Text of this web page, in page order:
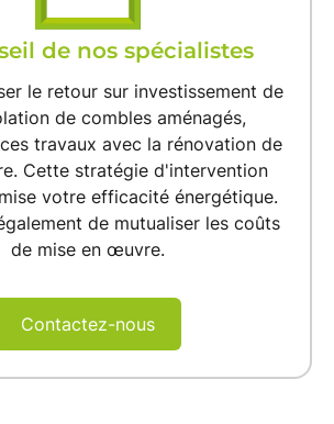
de nos spécialistes
le retour sur investissement de
de combles aménagés,
travaux avec la rénovation de
. Cette stratégie d'intervention
votre efficacité énergétique.
de mutualiser les coûts
de mise en œuvre.
Contactez-nous